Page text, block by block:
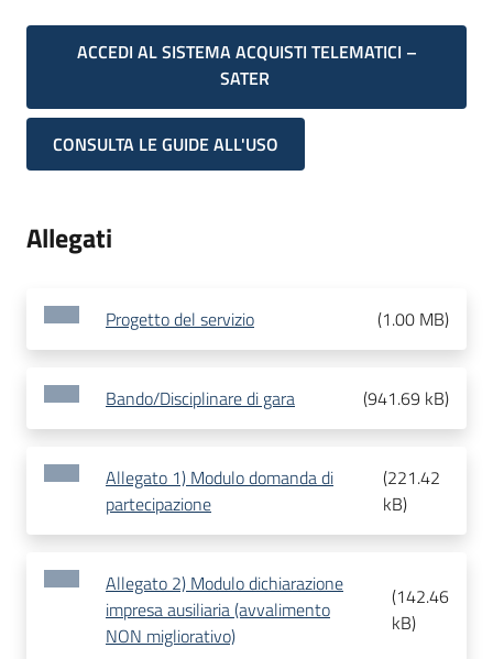
ACCEDI AL SISTEMA ACQUISTI TELEMATICI –
SATER
CONSULTA LE GUIDE ALL'USO
Allegati
Progetto del servizio (1.00 MB)
Bando/Disciplinare di gara (941.69 kB)
Allegato 1) Modulo domanda di
partecipazione
(221.42
kB)
Allegato 2) Modulo dichiarazione
impresa ausiliaria (avvalimento
NON migliorativo)
(142.46
kB)